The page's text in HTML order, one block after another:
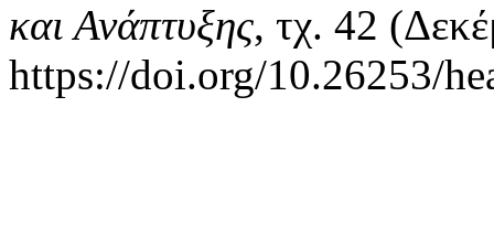
και Ανάπτυξης, τχ. 42
https://doi.org/10.26253/